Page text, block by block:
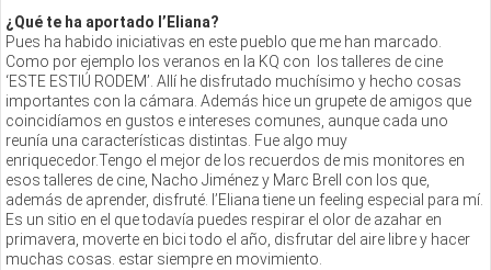
¿Qué te ha aportado l’Eliana?
Pues ha habido iniciativas en este pueblo que me han marcado.
Como por ejemplo los veranos en la KQ con los talleres de cine
‘ESTE ESTIÚ RODEM’. Allí he disfrutado muchísimo y hecho cosas
importantes con la cámara. Además hice un grupete de amigos que
coincidíamos en gustos e intereses comunes, aunque cada uno
reunía una características distintas. Fue algo muy
enriquecedor.Tengo el mejor de los recuerdos de mis monitores en
esos talleres de cine, Nacho Jiménez y Marc Brell con los que,
además de aprender, disfruté. l’Eliana tiene un feeling especial para mí.
Es un sitio en el que todavía puedes respirar el olor de azahar en
primavera, moverte en bici todo el año, disfrutar del aire libre y hacer
muchas cosas. estar siempre en movimiento.